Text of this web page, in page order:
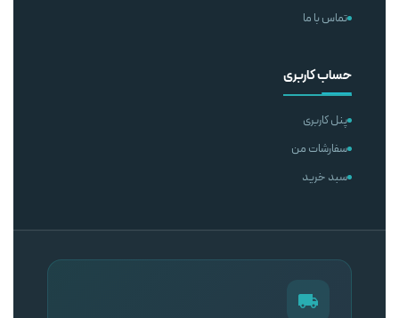
تماس با ما
حساب کاربری
پنل کاربری
سفارشات من
سبد خرید